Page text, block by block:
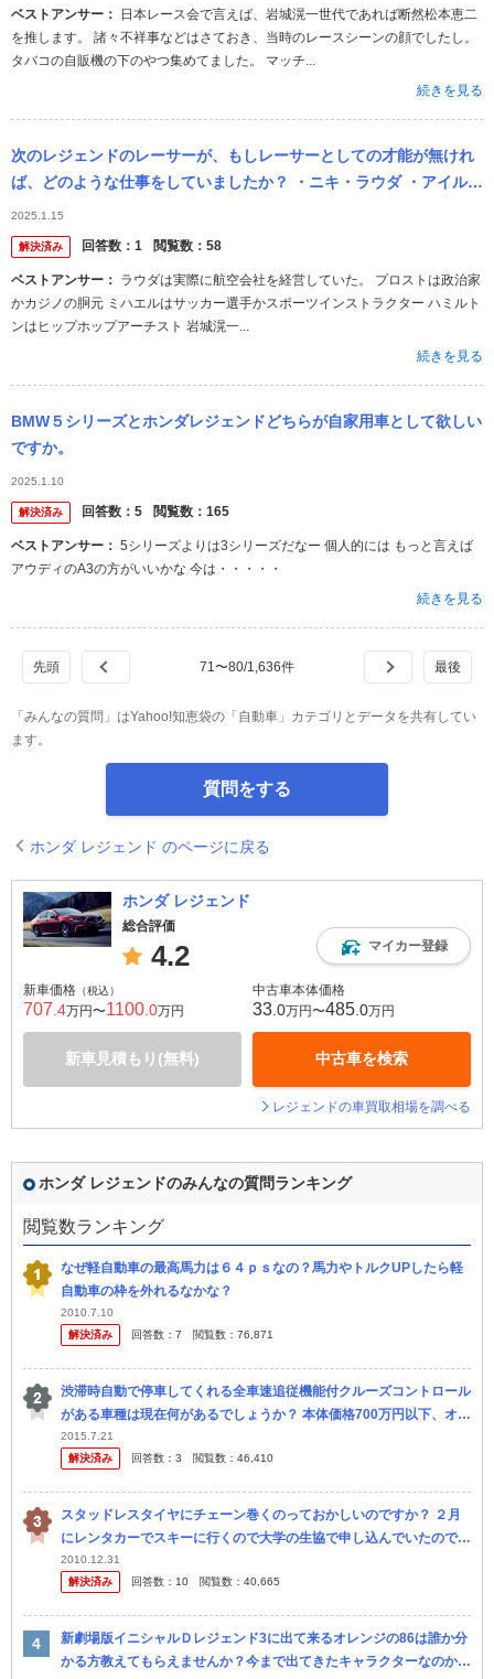
ベストアンサー：
を推します。 諸々不祥事などはさておき、当時のレースシーンの顔でしたし。
タバコの自販機の下のやつ集めてました。 マッチ...
続きを見る
次のレジェンドのレーサーが、もしレーサーとしての才能が無けれ
ば、どのような仕事をしていましたか？ ・ニキ・ラウダ ・アイルト
ン・セナ ・アラン・プロスト ・ミハエル・シューマッハ ・ルイ
ス・...
2025.1.15
解決済み 回答数： 1 閲覧数： 58
ベストアンサー：
かカジノの胴元 ミハエルはサッカー選手かスポーツインストラクター ハミルト
ンはヒップホップアーチスト 岩城滉一...
続きを見る
BMW５シリーズとホンダレジェンドどちらが自家用車として欲しい
ですか。
2025.1.10
解決済み 回答数： 5 閲覧数： 165
ベストアンサー：
アウディのA3の方がいいかな 今は・・・・・
続きを見る
71 〜80/1,636件
「みんなの質問」はYahoo!知恵袋の「自動車」カテゴリとデータを共有してい
ます。
質問をする
ホンダ レジェンド のページに戻る
ホンダ レジェンド
総合評価
4.2 マイカー登録
新車価格 （税込）
707 .4万円〜1100 .0万円
新車見積もり(無料)
中古車本体価格
33 .0万円〜485 .0万円
中古車を検索
レジェンドの車買取相場を調べる
ホンダ レジェンドのみんなの質問ランキング
閲覧数ランキング
なぜ軽自動車の最高馬力は６４ｐｓなの？馬力やトルクUPしたら軽
自動車の枠を外れるなかな？
2010.7.10
解決済み
回答数： 7 閲覧数： 76,871
渋滞時自動で停車してくれる全車速追従機能付クルーズコントロール
がある車種は現在何があるでしょうか？ 本体価格700万円以下、オプ
ション設定可でお願いします。 ・アイサイト(Ver.3)搭載のス...
2015.7.21
解決済み
回答数： 3 閲覧数： 46,410
スタッドレスタイヤにチェーン巻くのっておかしいのですか？ ２月
にレンタカーでスキーに行くので大学の生協で申し込んでいたのです
が レンタカーの受付の人に「スタッドレスにチェーンなんて聞いた
こと...
2010.12.31
解決済み
回答数： 10 閲覧数： 40,665
新劇場版イニシャルＤレジェンド3に出て来るオレンジの86は誰か分
かる方教えてもらえませんか？今まで出てきたキャラクターなのか声